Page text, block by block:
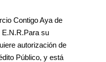
Contigo Aya de
su
autorización de
Público, y está